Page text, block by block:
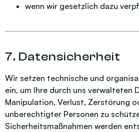
wenn wir gesetzlich dazu
7. Datensicherheit
Wir setzen technische und
ein, um Ihre durch uns verwalteten
Manipulation, Verlust, Zerstörung
unberechtigter Personen zu
Sicherheitsmaßnahmen werden